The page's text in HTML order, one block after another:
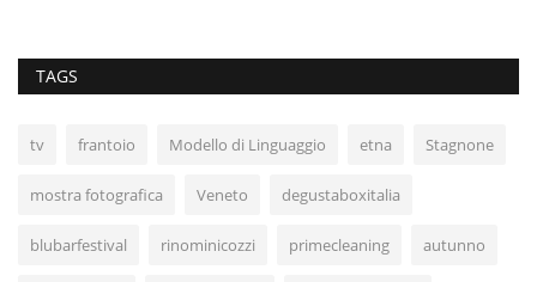
TAGS
tv frantoio Modello di Linguaggio etna Stagnone
mostra fotografica Veneto degustaboxitalia
blubarfestival rinominicozzi primecleaning autunno